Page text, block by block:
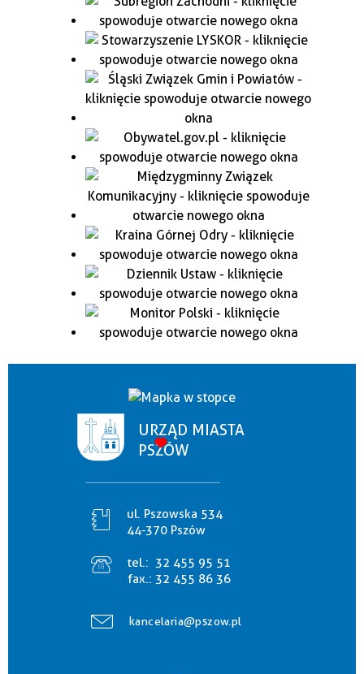
URZĄD MIASTA
PSZÓW
ul. Pszowska 534
44-370 Pszów
tel.: 32 455 95 51
fax.: 32 455 86 36
kancelaria@pszow.pl